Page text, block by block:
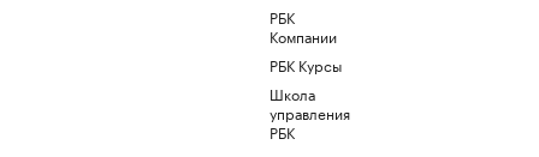
РБК
Компании
РБК Курсы
Школа
управления
РБК